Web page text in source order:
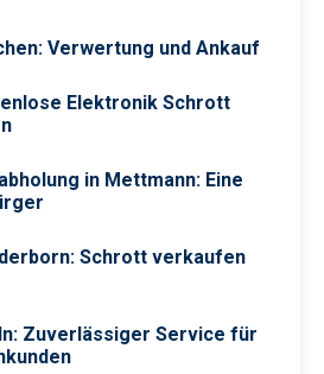
Verwertung und Ankauf
Elektronik Schrott
in Mettmann: Eine
Schrott verkaufen
Zuverlässiger Service für